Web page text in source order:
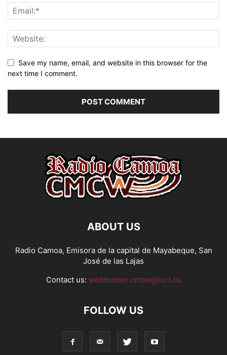
Save my name, email, and website in this browser for the
next time I comment.
ABOUT US
Radio Camoa, Emisora de la capital de Mayabeque, San
José de las Lajas
Contact us: webmaster.cmbw@icrt.cu
FOLLOW US